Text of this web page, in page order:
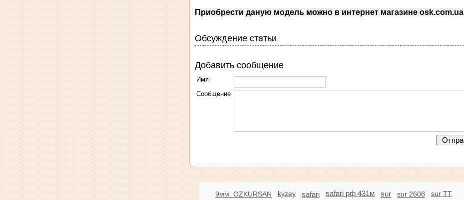
Приобрести даную модель можно в интернет магазине osk.com.ua
Обсуждение статьи
Добавить сообщение
Имя
Сообщение
9мм. OZKURSAN kyzey safari safari рф 431м sur sur 2608
sur TT